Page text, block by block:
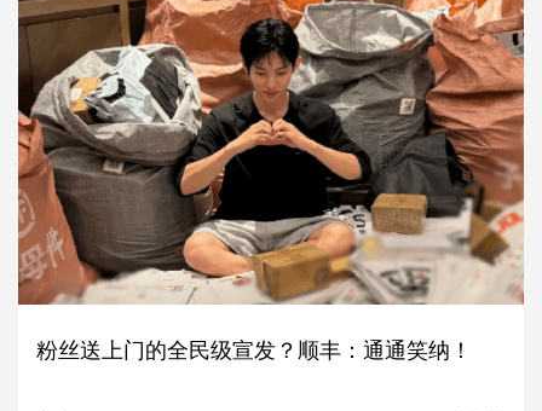
粉丝送上门的全民级宣发？顺丰：通通笑纳！